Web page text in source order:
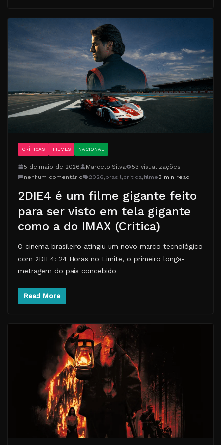
CRÍTICAS FILMES NACIONAL
5 de maio de 2026 Marcelo Silva
53 visualizações
nenhum comentário
2026,brasil ,crítica,filme3 min read
2DIE4 é um filme gigante feito
para ser visto em tela gigante
como a do IMAX (Crítica)
O cinema brasileiro atingiu um novo marco tecnológico
com 2DIE4: 24 Horas no Limite, o primeiro longa-
metragem do país concebido
Read More